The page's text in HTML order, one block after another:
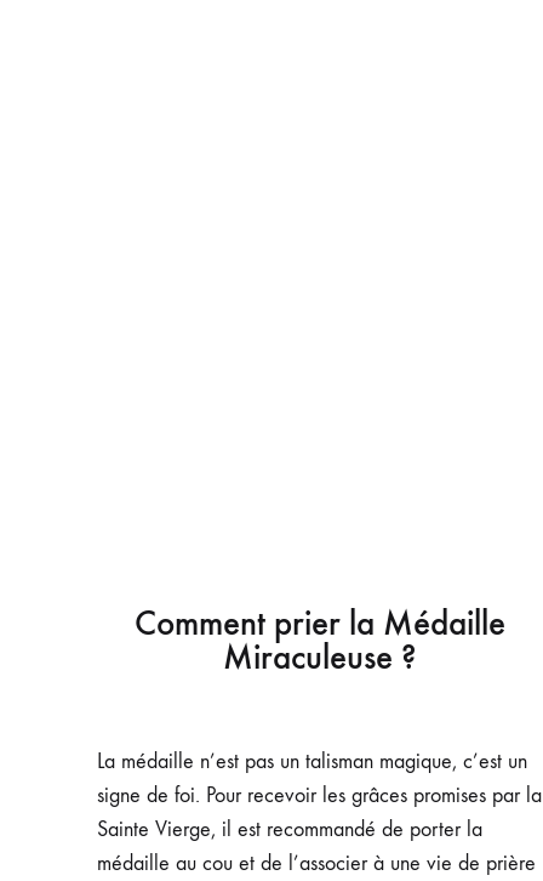
Comment prier la Médaille
Miraculeuse ?
La médaille n’est pas un talisman magique, c’est un
signe de foi. Pour recevoir les grâces promises par la
Sainte Vierge, il est recommandé de porter la
médaille au cou et de l’associer à une vie de prière